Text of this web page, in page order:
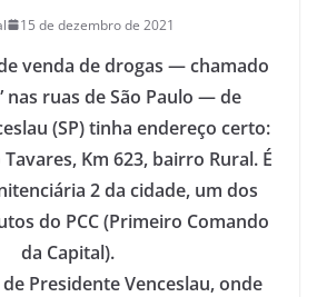
15 de dezembro de 2021
venda de drogas — chamado
nas ruas de São Paulo — de
(SP) tinha endereço certo:
Km 623, bairro Rural. É
2 da cidade, um dos
do PCC (Primeiro Comando
da Capital).
Presidente Venceslau, onde